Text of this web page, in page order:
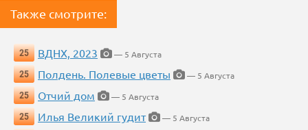
Также смотрите:
25 ВДНХ, 2023
— 5 Августа
25
Полдень. Полевые цветы
— 5 Августа
25
Отчий дом
— 5 Августа
25
Илья Великий гудит
— 5 Августа